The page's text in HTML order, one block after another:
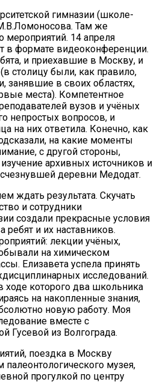
гимназии (школе-
Там же
мероприятий. 14 апреля
в формате видеоконференции.
и приехавшие в Москву, и
столицу были, как правило,
в своих областях,
места). Компетентное
вузов и учёных
непростых вопросов, и
на них ответила. Конечно, как
на какие моменты
с другой стороны,
архивных источников и
деревни Медодат.
ждать результата. Скучать
и сотрудники
создали прекрасные условия
ребят и их наставников.
лекции учёных,
на химическом
Елизавета успела принять
исследований.
которого два школьника
на накопленные знания,
новую работу. Моя
вместе с
Гусевой из Волгограда.
поездка в Москву
музея,
прогулкой по центру